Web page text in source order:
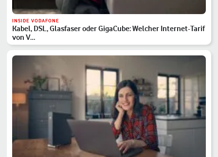
INSIDE VODAFONE
Kabel, DSL, Glasfaser oder GigaCube: Welcher Internet-Tarif
von V…